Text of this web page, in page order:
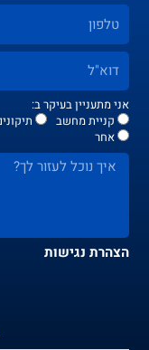
אני מתעניין בעיקר ב:
קניית מחשב
תיקונים
אחר
הצהרת נגישות